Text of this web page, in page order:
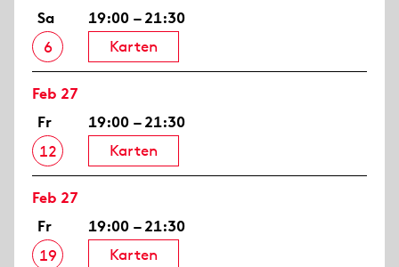
Sa
6
19:00 – 21:30
Karten
Feb 27
Fr
12
19:00 – 21:30
Karten
Feb 27
Fr
19
19:00 – 21:30
Karten